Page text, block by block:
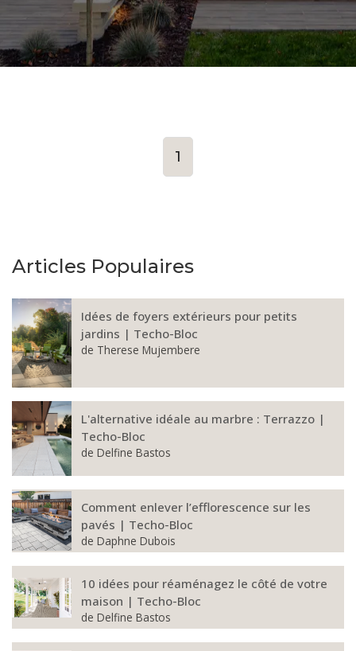
1
Articles Populaires
Idées de foyers extérieurs pour petits
jardins | Techo-Bloc
de Therese Mujembere
L'alternative idéale au marbre : Terrazzo |
Techo-Bloc
de Delfine Bastos
Comment enlever l’efflorescence sur les
pavés | Techo-Bloc
de Daphne Dubois
10 idées pour réaménagez le côté de votre
maison | Techo-Bloc
de Delfine Bastos